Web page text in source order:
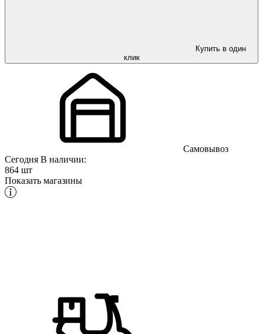
Купить в один
клик
Самовывоз
Сегодня В наличии:
864 шт
Показать магазины